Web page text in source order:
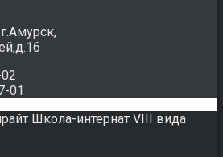
01
Школа-интернат VIII вида